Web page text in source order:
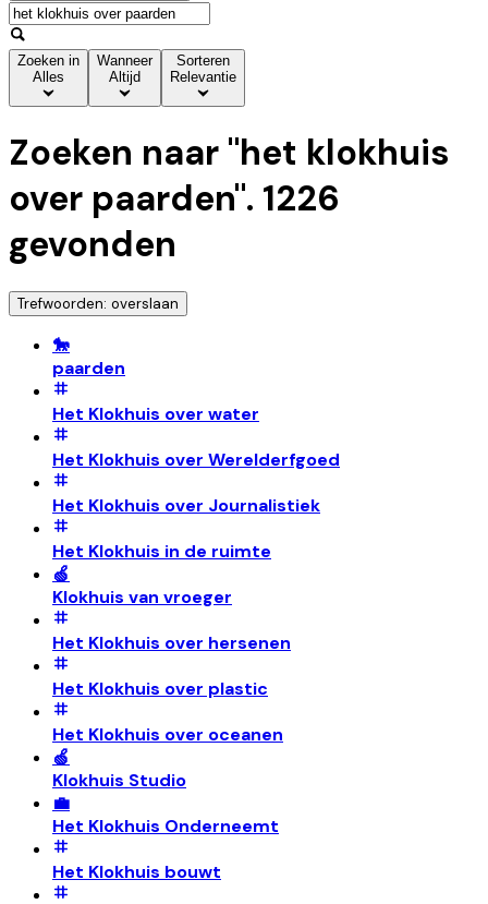
Zoeken in
Alles
Wanneer
Altijd
Sorteren
Relevantie
Zoeken naar "het klokhuis
over paarden". 1226
gevonden
Trefwoorden: overslaan
🐎
paarden
Het Klokhuis over water
Het Klokhuis over Werelderfgoed
Het Klokhuis over Journalistiek
Het Klokhuis in de ruimte
🍏
Klokhuis van vroeger
Het Klokhuis over hersenen
Het Klokhuis over plastic
Het Klokhuis over oceanen
🍏
Klokhuis Studio
💼
Het Klokhuis Onderneemt
Het Klokhuis bouwt